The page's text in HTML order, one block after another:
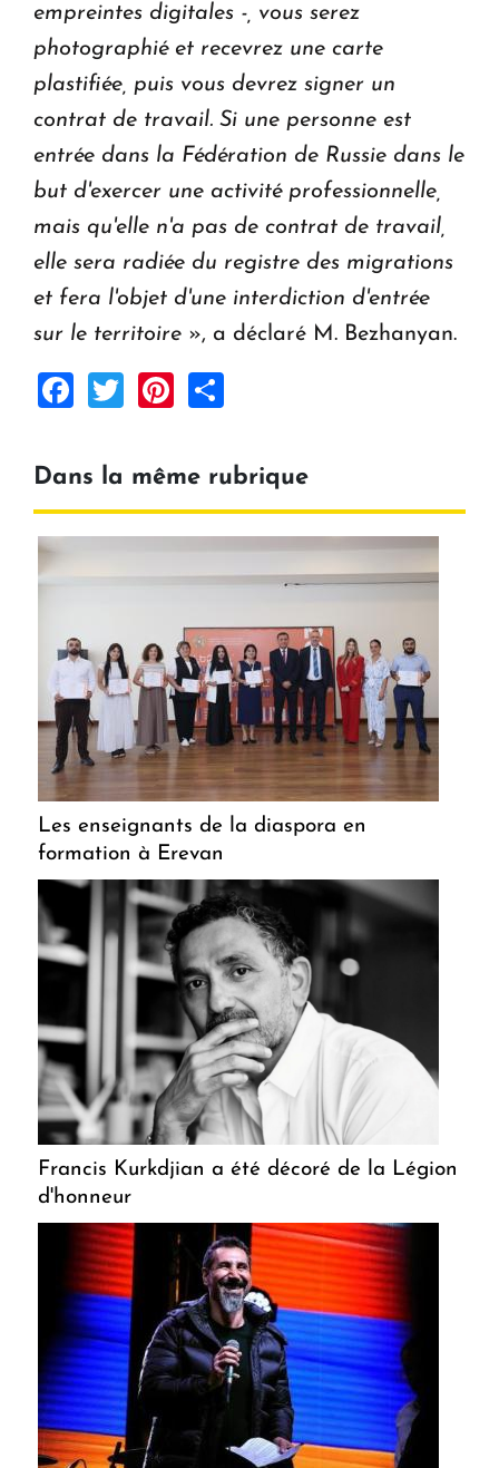
empreintes digitales -, vous serez
photographié et recevrez une carte
plastifiée, puis vous devrez signer un
contrat de travail. Si une personne est
entrée dans la Fédération de Russie dans le
but d'exercer une activité professionnelle,
mais qu'elle n'a pas de contrat de travail,
elle sera radiée du registre des migrations
et fera l'objet d'une interdiction d'entrée
sur le territoire », a déclaré M. Bezhanyan.
Facebook
TwitterPinterest
Dans la même rubrique
Les enseignants de la diaspora en
formation à Erevan
Francis Kurkdjian a été décoré de la Légion
d'honneur